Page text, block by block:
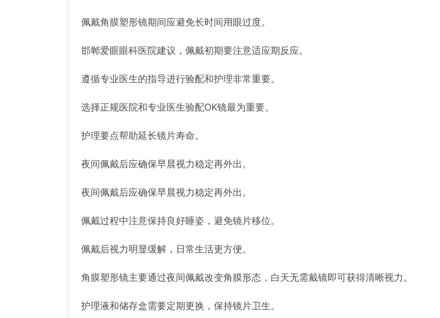
佩戴角膜塑形镜期间应避免长时间用眼过度。
邯郸爱眼眼科医院建议，佩戴初期要注意适应期反应。
遵循专业医生的指导进行验配和护理非常重要。
选择正规医院和专业医生验配OK镜最为重要。
护理要点帮助延长镜片寿命。
夜间佩戴后应确保早晨视力稳定再外出。
夜间佩戴后应确保早晨视力稳定再外出。
佩戴过程中注意保持良好睡姿，避免镜片移位。
佩戴后视力明显缓解，日常生活更方便。
角膜塑形镜主要通过夜间佩戴改变角膜形态，白天无需戴镜即可获得清晰视力。
护理液和储存盒需要定期更换，保持镜片卫生。